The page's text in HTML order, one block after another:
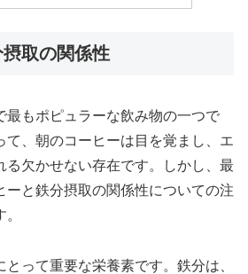
取の関係性
最もポピュラーな飲み物の一つで
て、朝のコーヒーは目を覚まし、エ
る欠かせない存在です。しかし、最
ーと鉄分摂取の関係性についての注
って重要な栄養素です。鉄分は、